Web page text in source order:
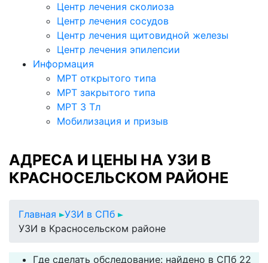
Центр лечения сколиоза
Центр лечения сосудов
Центр лечения щитовидной железы
Центр лечения эпилепсии
Информация
МРТ открытого типа
МРТ закрытого типа
МРТ 3 Тл
Мобилизация и призыв
АДРЕСА И ЦЕНЫ НА УЗИ В
КРАСНОСЕЛЬСКОМ РАЙОНЕ
Главная
УЗИ в СПб
УЗИ в Красносельском районе
Где сделать обследование: найдено в СПб 22